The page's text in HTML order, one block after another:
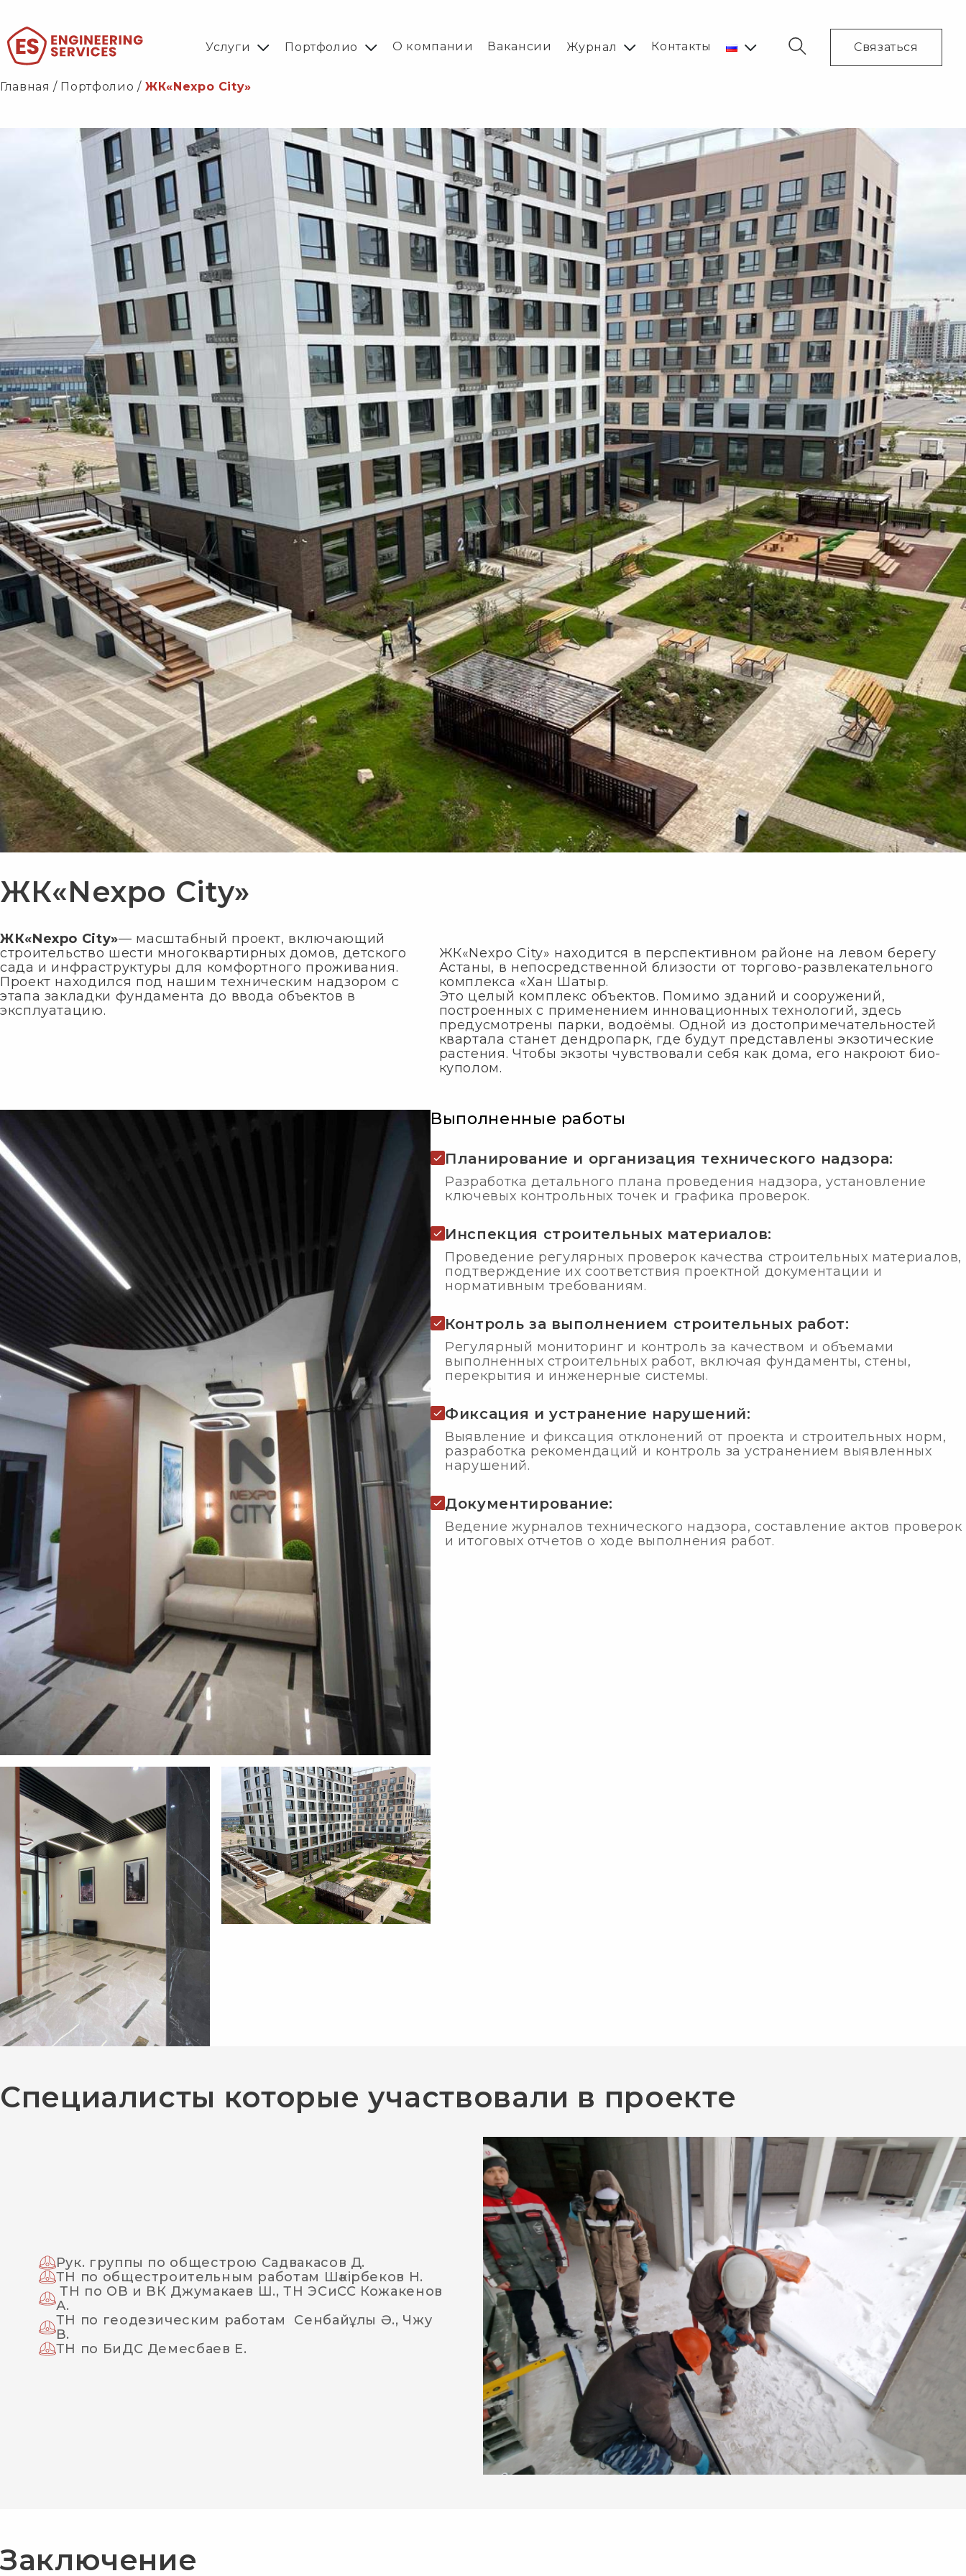
Услуги Портфолио О компании Вакансии Журнал Контакты Связаться
Главная / Портфолио /ЖК«Nexpo City»
ЖК«Nexpo City»
ЖК«Nexpo City»— масштабный проект, включающий
строительство шести многоквартирных домов, детского
сада и инфраструктуры для комфортного проживания.
Проект находился под нашим техническим надзором с
этапа закладки фундамента до ввода объектов в
эксплуатацию.
ЖК«Nexpo City» находится в перспективном районе на левом берегу
Астаны, в непосредственной близости от торгово-развлекательного
комплекса «Хан Шатыр.
Это целый комплекс объектов. Помимо зданий и сооружений,
построенных с применением инновационных технологий, здесь
предусмотрены парки, водоёмы. Одной из достопримечательностей
квартала станет дендропарк, где будут представлены экзотические
растения. Чтобы экзоты чувствовали себя как дома, его накроют био-
куполом.
Выполненные работы
Планирование и организация технического надзора:
Разработка детального плана проведения надзора, установление
ключевых контрольных точек и графика проверок.
Инспекция строительных материалов:
Проведение регулярных проверок качества строительных материалов,
подтверждение их соответствия проектной документации и
нормативным требованиям.
Контроль за выполнением строительных работ:
Регулярный мониторинг и контроль за качеством и объемами
выполненных строительных работ, включая фундаменты, стены,
перекрытия и инженерные системы.
Фиксация и устранение нарушений:
Выявление и фиксация отклонений от проекта и строительных норм,
разработка рекомендаций и контроль за устранением выявленных
нарушений.
Документирование:
Ведение журналов технического надзора, составление актов проверок
и итоговых отчетов о ходе выполнения работ.
Специалисты которые участвовали в проекте
Рук. группы по общестрою Садвакасов Д.
ТН по общестроительным работам Шәкірбеков Н.
ТН по ОВ и ВК Джумакаев Ш., ТН ЭСиСС Кожакенов
А.
ТН по геодезическим работам Сенбайұлы Ә., Чжу
В.
ТН по БиДС Демесбаев Е.
Заключение